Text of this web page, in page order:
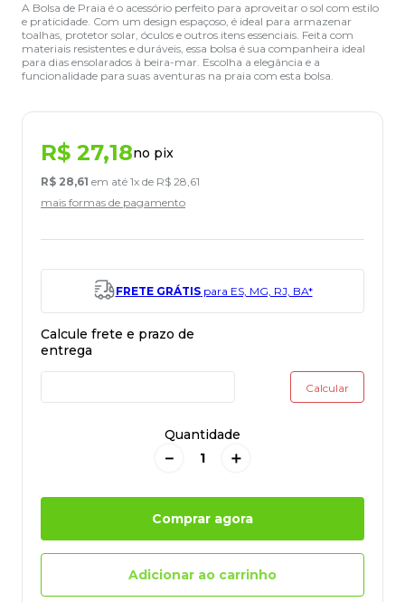
A Bolsa de Praia é o acessório perfeito para aproveitar o sol com estilo
e praticidade. Com um design espaçoso, é ideal para armazenar
toalhas, protetor solar, óculos e outros itens essenciais. Feita com
materiais resistentes e duráveis, essa bolsa é sua companheira ideal
para dias ensolarados à beira-mar. Escolha a elegância e a
funcionalidade para suas aventuras na praia com esta bolsa.
R$ 27,18no pix
R$ 28,61 em até 1x de R$ 28,61
mais formas de pagamento
FRETE GRÁTISpara ES, MG, RJ, BA*
Quantidade
＋
－
Comprar agora
Adicionar ao carrinho